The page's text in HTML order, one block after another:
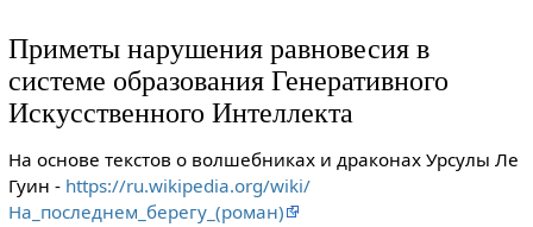
Приметы нарушения равновесия в
системе образования Генеративного
Искусственного Интеллекта
На основе текстов о волшебниках и драконах Урсулы Ле
Гуин - https://ru.wikipedia.org/wiki/
На_последнем_берегу_(роман)